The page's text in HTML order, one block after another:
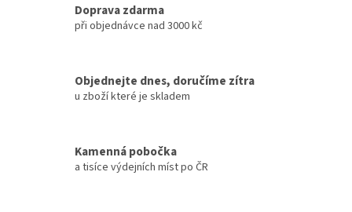
Doprava zdarma
při objednávce nad 3000 kč
Objednejte dnes, doručíme zítra
u zboží které je skladem
Kamenná pobočka
a tisíce výdejních míst po ČR